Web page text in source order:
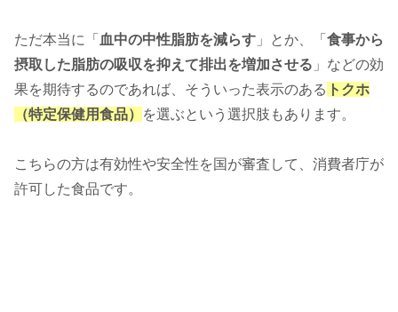
ただ本当に「 血中の中性脂肪を減らす 」とか、「 食事から
摂取した脂肪の吸収を抑えて排出を増加させる 」などの効
果を期待するのであれば、そういった表示のある トクホ
（特定保健用食品）
を選ぶという選択肢もあります。
こちらの方は有効性や安全性を国が審査して、消費者庁が
許可した食品です。